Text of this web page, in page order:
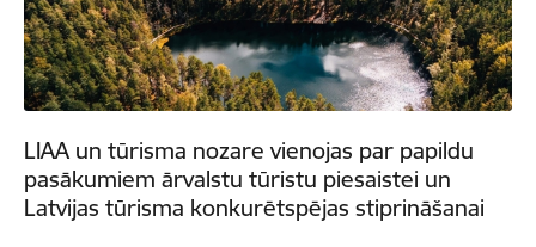
LIAA un tūrisma nozare vienojas par papildu
pasākumiem ārvalstu tūristu piesaistei un
Latvijas tūrisma konkurētspējas stiprināšanai